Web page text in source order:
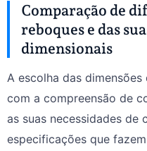
Comparação de
reboques e das
dimensionais
A escolha das
com a compreensão de
as suas necessidades de
especificações que